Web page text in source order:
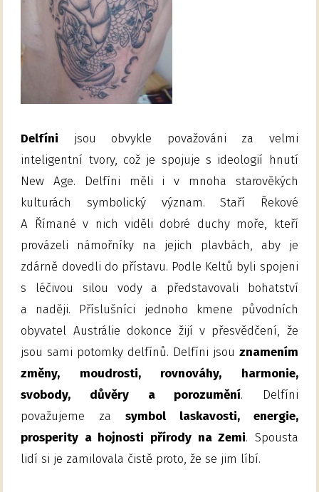
Delfíni jsou obvykle považováni za velmi
inteligentní tvory, což je spojuje s ideologií hnutí
New Age. Delfíni měli i v mnoha starověkých
kulturách symbolický význam. Staří Řekové
A Římané v nich viděli dobré duchy moře, kteří
provázeli námořníky na jejich plavbách, aby je
zdárně dovedli do přístavu. Podle Keltů byli spojeni
s léčivou silou vody a představovali bohatství
a naději. Příslušníci jednoho kmene původních
obyvatel Austrálie dokonce žijí v přesvědčení, že
jsou sami potomky delfínů. Delfíni jsou znamením
změny, moudrosti, rovnováhy, harmonie,
svobody, důvěry a porozumění. Delfíni
považujeme za symbol laskavosti, energie,
prosperity a hojnosti přírody na Zemi. Spousta
lidí si je zamilovala čistě proto, že se jim líbí.